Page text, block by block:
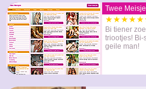
Twee
Bi tiener
triootjes!
geile man!